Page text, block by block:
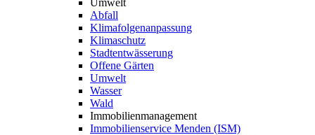
Umwelt
Abfall
Klimafolgenanpassung
Klimaschutz
Stadtentwässerung
Offene Gärten
Umwelt
Wasser
Wald
Immobilienmanagement
Immobilienservice Menden (ISM)